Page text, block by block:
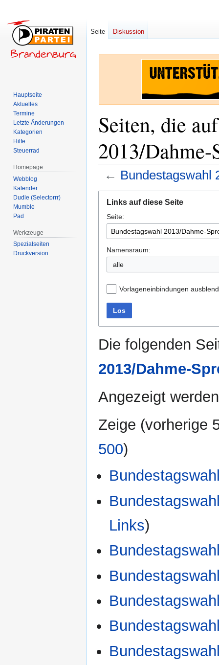
Seiten, die
2013/
← Bundestagswahl
Navigation
springen
Suche
springen
Links auf diese Seite
Seite:
Namensraum:
alle
Vorlageneinbindungen
Los
Die folgenden
2013/Dahme-
Angezeigt
Zeige (vorherige
500)
Links)
Seite Diskussion
Hauptseite
Aktuelles
Termine
Letzte Änderungen
Kategorien
Hilfe
Steuerrad
Homepage
Webblog
Kalender
Dudle (Selectorrr)
Mumble
Pad
Werkzeuge
Spezialseiten
Druckversion